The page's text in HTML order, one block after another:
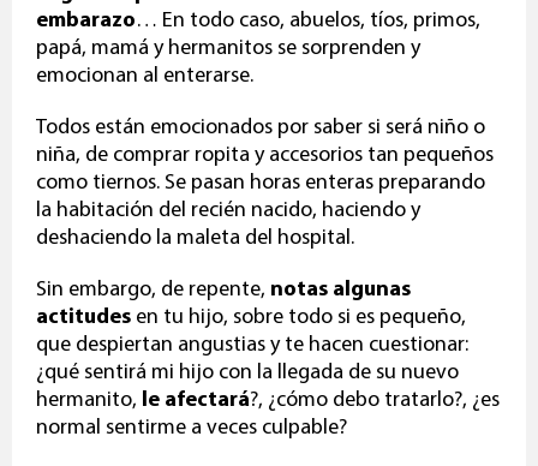
embarazo… En todo caso, abuelos, tíos, primos,
papá, mamá y hermanitos se sorprenden y
emocionan al enterarse.
Todos están emocionados por saber si será niño o
niña, de comprar ropita y accesorios tan pequeños
como tiernos. Se pasan horas enteras preparando
la habitación del recién nacido, haciendo y
deshaciendo la maleta del hospital.
Sin embargo, de repente, notas algunas
actitudes en tu hijo, sobre todo si es pequeño,
que despiertan angustias y te hacen cuestionar:
¿qué sentirá mi hijo con la llegada de su nuevo
hermanito, le afectará?, ¿cómo debo tratarlo?, ¿es
normal sentirme a veces culpable?